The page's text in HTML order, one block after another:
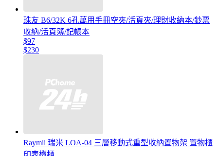
珠友 B6/32K 6孔萬用手冊空夾/活頁夾/理財收納本/鈔票
收納/活頁簿/記帳本
$97
$230
Raymii 瑞米 LOA-04 三層移動式重型收納置物架 置物櫃